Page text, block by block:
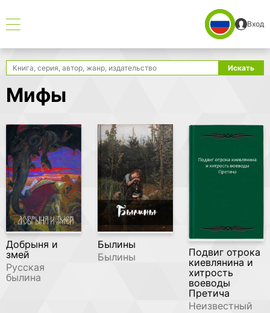
Вход
Поиск Искать
Мифы
Добрыня и
змей
Русская
былина
Былины
Былины
Подвиг отрока
киевлянина и
хитрость
воеводы
Претича
Неизвестный